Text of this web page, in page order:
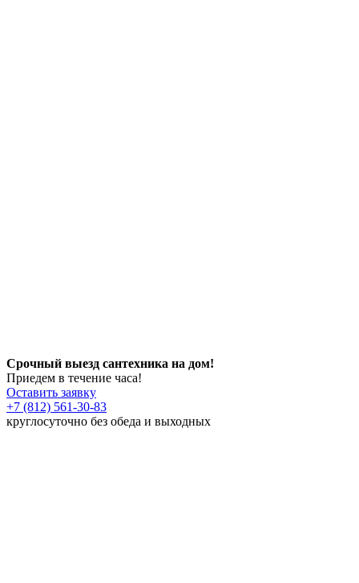
Срочный выезд сантехника на дом!
Приедем в течение часа!
Оставить заявку
+7 (812) 561-30-83
круглосуточно без обеда и выходных